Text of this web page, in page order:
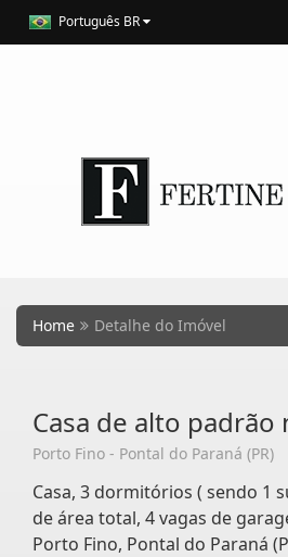
Português BR
Home Detalhe do Imóvel
Casa de alto
Porto Fino - Pontal do Paraná (PR)
Casa, 3 dormitórios ( sendo 1
de área total, 4 vagas de
Porto Fino, Pontal do Paraná